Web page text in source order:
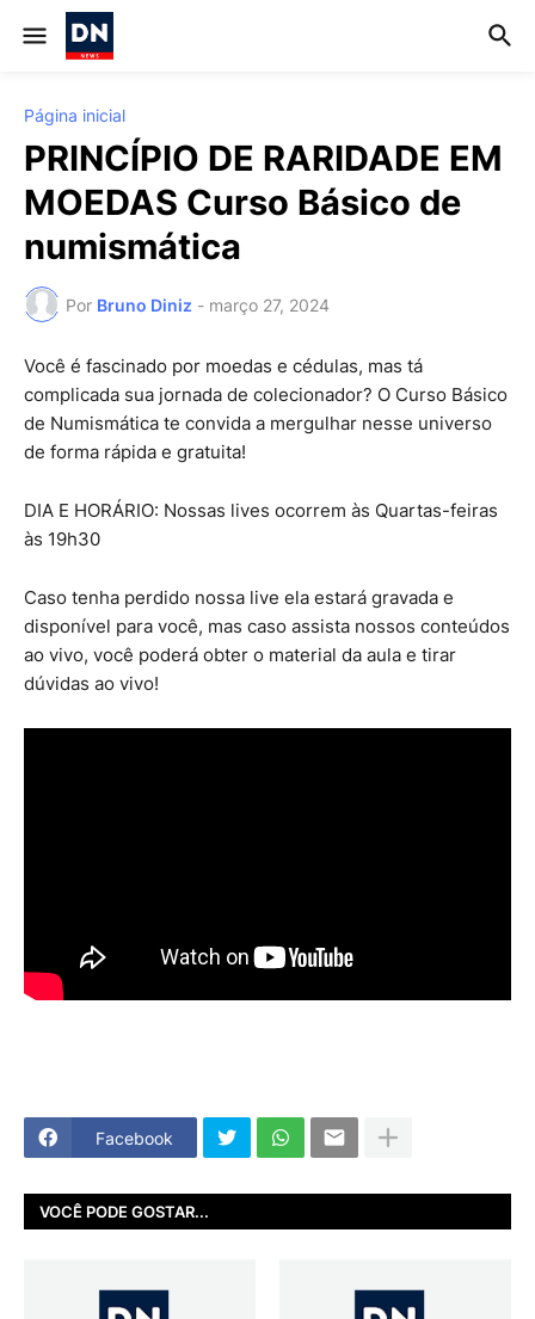
Página inicial
PRINCÍPIO DE RARIDADE EM
MOEDAS Curso Básico de
numismática
Por Bruno Diniz - março 27, 2024
Você é fascinado por moedas e cédulas, mas tá
complicada sua jornada de colecionador? O Curso Básico
de Numismática te convida a mergulhar nesse universo
de forma rápida e gratuita!
DIA E HORÁRIO: Nossas lives ocorrem às Quartas-feiras
às 19h30
Caso tenha perdido nossa live ela estará gravada e
disponível para você, mas caso assista nossos conteúdos
ao vivo, você poderá obter o material da aula e tirar
dúvidas ao vivo!
Facebook
VOCÊ PODE GOSTAR...